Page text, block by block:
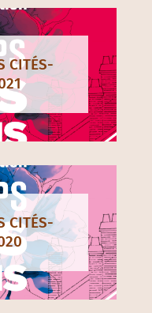
CITÉS-
CITÉS-